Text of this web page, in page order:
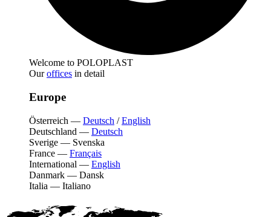
Welcome to POLOPLAST
Ouroffices in detail
Europe
Österreich — Deutsch /English
Deutschland — Deutsch
Sverige — Svenska
France — Français
International — English
Danmark — Dansk
Italia — Italiano